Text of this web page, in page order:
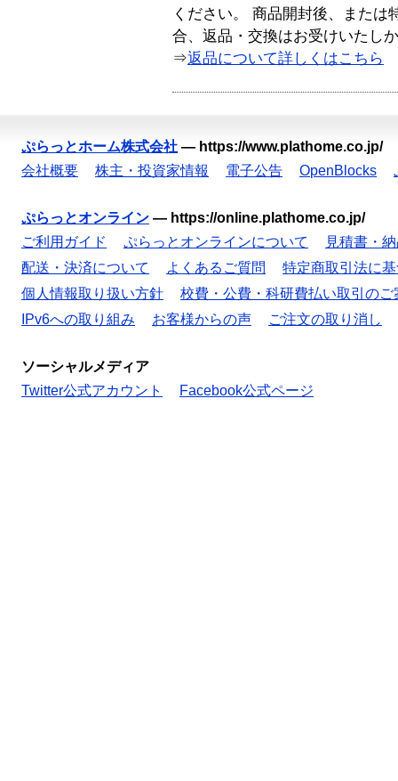
ください。 商品開封後、または
合、返品・交換はお受けいたし
⇒返品について詳しくはこちら
ぷらっとホーム株式会社 — https://www.plathome.co.jp/
会社概要
株主・投資家情報 電子公告 OpenBlocks
ぷらっとオンライン — https://online.plathome.co.jp/
ご利用ガイド
ぷらっとオンラインについて
見積書・
配送・決済について
よくあるご質問
特定商取引法に
個人情報取り扱い方針
校費・公費・科研費払い取引のご
IPv6への取り組み
お客様からの声 ご注文の取り消し
ソーシャルメディア
Twitter公式アカウント
Facebook公式ページ